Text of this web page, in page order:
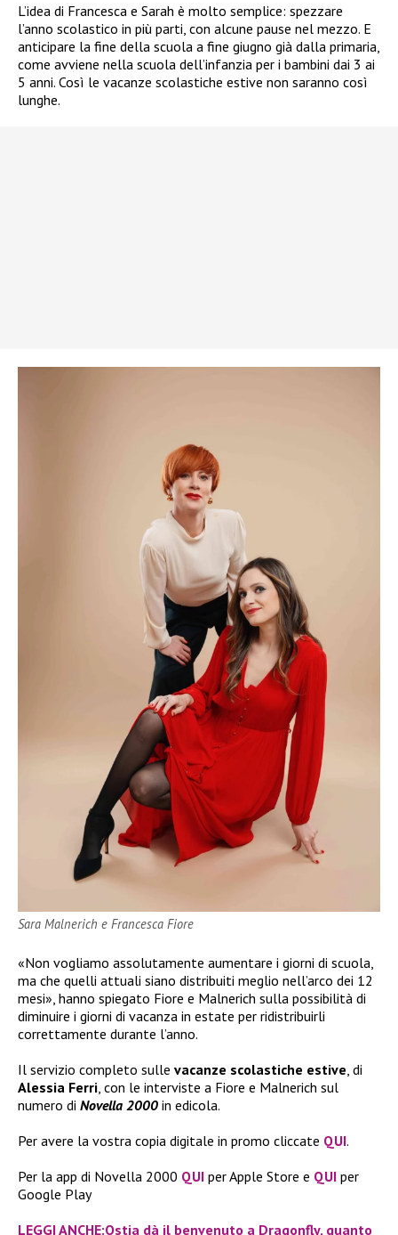
L’idea di Francesca e Sarah è molto semplice: spezzare
l’anno scolastico in più parti, con alcune pause nel mezzo. E
anticipare la fine della scuola a fine giugno già dalla primaria,
come avviene nella scuola dell’infanzia per i bambini dai 3 ai
5 anni. Così le vacanze scolastiche estive non saranno così
lunghe.
Sara Malnerich e Francesca Fiore
«Non vogliamo assolutamente aumentare i giorni di scuola,
ma che quelli attuali siano distribuiti meglio nell’arco dei 12
mesi», hanno spiegato Fiore e Malnerich sulla possibilità di
diminuire i giorni di vacanza in estate per ridistribuirli
correttamente durante l’anno.
Il servizio completo sulle vacanze scolastiche estive , di
Alessia Ferri , con le interviste a Fiore e Malnerich sul
numero di Novella 2000 in edicola.
Per avere la vostra copia digitale in promo cliccate QUI.
Per la app di Novella 2000 QUI per Apple Store e QUI per
Google Play
LEGGI ANCHE:Ostia dà il benvenuto a Dragonfly, quanto